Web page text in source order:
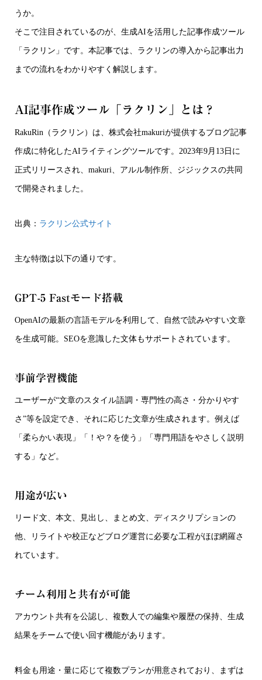
うか。
そこで注目されているのが、生成AIを活用した記事作成ツール
「ラクリン」です。本記事では、ラクリンの導入から記事出力
までの流れをわかりやすく解説します。
AI記事作成ツール「ラクリン」とは？
RakuRin（ラクリン）は、株式会社makuriが提供するブログ記事
作成に特化したAIライティングツールです。2023年9月13日に
正式リリースされ、makuri、アルル制作所、ジジックスの共同
で開発されました。
出典： ラクリン公式サイト
主な特徴は以下の通りです。
GPT-5 Fastモード搭載
OpenAIの最新の言語モデルを利用して、自然で読みやすい文章
を生成可能。SEOを意識した文体もサポートされています。
事前学習機能
ユーザーが“文章のスタイル語調・専門性の高さ・分かりやす
さ”等を設定でき、それに応じた文章が生成されます。例えば
「柔らかい表現」「！や？を使う」「専門用語をやさしく説明
する」など。
用途が広い
リード文、本文、見出し、まとめ文、ディスクリプションの
他、リライトや校正などブログ運営に必要な工程がほぼ網羅さ
れています。
チーム利用と共有が可能
アカウント共有を公認し、複数人での編集や履歴の保持、生成
結果をチームで使い回す機能があります。
料金も用途・量に応じて複数プランが用意されており、まずは